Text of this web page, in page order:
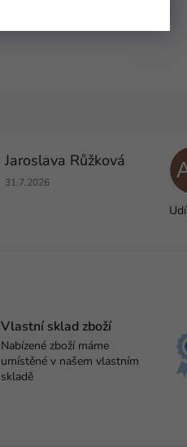
Jaroslava Růžková
Hodnocení obchodu je 5 z 5
31.7.2026
Vlastní sklad zboží
Nabízené zboží máme
umístěné v našem vlastním
skladě